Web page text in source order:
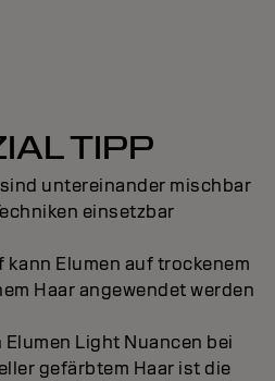
TIPP
untereinander mischbar
einsetzbar
kann Elumen auf trockenem
Haar angewendet werden
Light Nuancen bei
gefärbtem Haar ist die